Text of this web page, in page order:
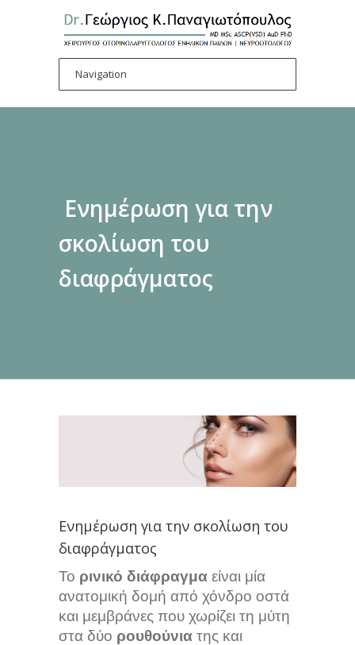
Ενημέρωση για την
σκολίωση του
διαφράγματος
Ενημέρωση για την σκολίωση του
διαφράγματος
Το ρινικό διάφραγμα είναι μία
ανατομική δομή από χόνδρο οστά
και μεμβράνες που χωρίζει τη μύτη
στα δύο ρουθούνια της και